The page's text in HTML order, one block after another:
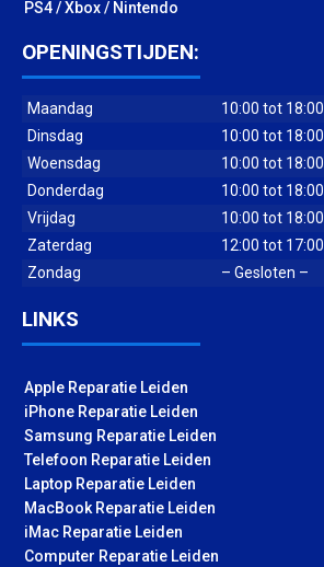
PS4 / Xbox / Nintendo
OPENINGSTIJDEN:
Maandag
10:00 tot 18:00
Dinsdag
10:00 tot 18:00
Woensdag
10:00 tot 18:00
Donderdag
10:00 tot 18:00
Vrijdag
10:00 tot 18:00
Zaterdag
12:00 tot 17:00
Zondag
– Gesloten –
LINKS
Apple Reparatie Leiden
iPhone Reparatie Leiden
Samsung Reparatie Leiden
Telefoon Reparatie Leiden
Laptop Reparatie Leiden
MacBook Reparatie Leiden
iMac Reparatie Leiden
Computer Reparatie Leiden